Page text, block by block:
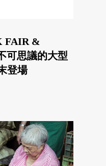
FAIR &
可思議的大型
登場